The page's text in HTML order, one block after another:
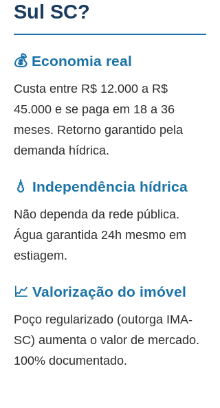
Sul SC?
💰 Economia real
Custa entre R$ 12.000 a R$
45.000 e se paga em 18 a 36
meses. Retorno garantido pela
demanda hídrica.
💧 Independência hídrica
Não dependa da rede pública.
Água garantida 24h mesmo em
estiagem.
📈 Valorização do imóvel
Poço regularizado (outorga IMA-
SC) aumenta o valor de mercado.
100% documentado.